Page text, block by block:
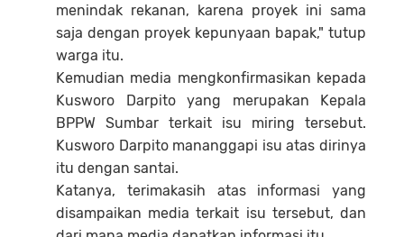
menindak rekanan, karena proyek ini sama
saja dengan proyek kepunyaan bapak," tutup
warga itu.
Kemudian media mengkonfirmasikan kepada
Kusworo Darpito yang merupakan Kepala
BPPW Sumbar terkait isu miring tersebut.
Kusworo Darpito mananggapi isu atas dirinya
itu dengan santai.
Katanya, terimakasih atas informasi yang
disampaikan media terkait isu tersebut, dan